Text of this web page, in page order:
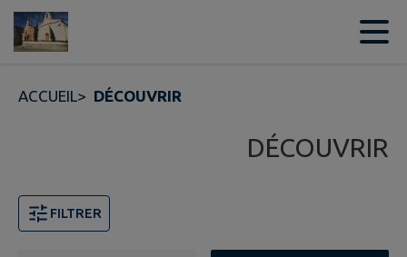
Contenu
ACCUEIL> DÉCOUVRIR
DÉCOUVRIR
FILTRER